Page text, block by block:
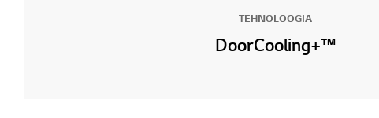
TEHNOLOOGIA
DoorCooling+™